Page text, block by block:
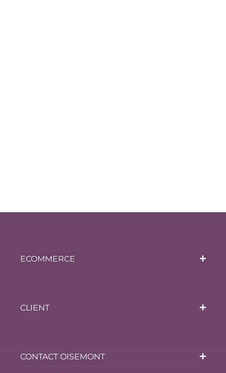
ECOMMERCE
CLIENT
CONTACT OISEMONT